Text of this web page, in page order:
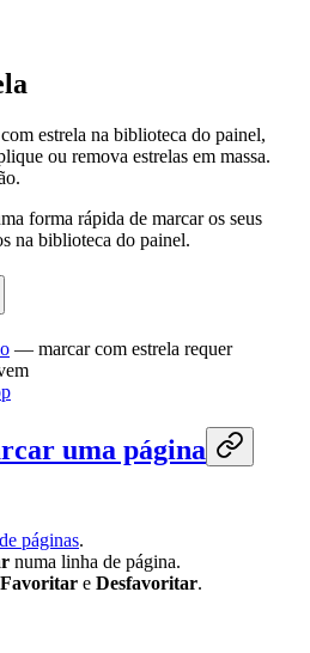
estrela na biblioteca do painel,
ou remova estrelas em massa.
forma rápida de marcar os seus
na biblioteca do painel.
— marcar com estrela requer
uma página
páginas.
numa linha de página.
Favoritar e Desfavoritar.